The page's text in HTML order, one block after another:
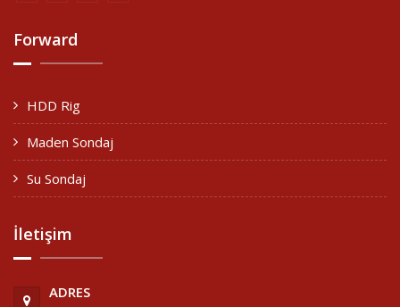
Forward
HDD Rig
Maden Sondaj
Su Sondaj
İletişim
ADRES